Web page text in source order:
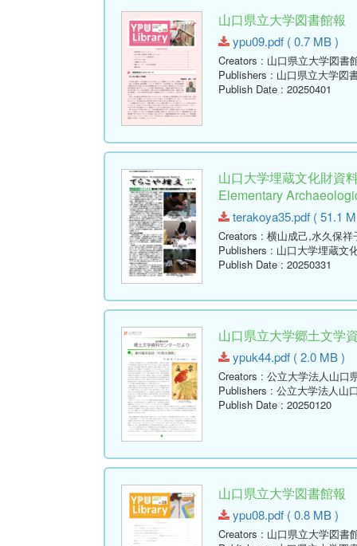
山口県立大学図書館報
ypu09.pdf ( 0.7 MB )
Creators : 山口県立大学図書
Publishers : 山口県立大学図
Publish Date : 20250401
山口大学埋蔵文化財
Elementary
terakoya35.pdf ( 51.1
Creators : 横山成己,水久保祥
Publishers : 山口大学埋蔵文
Publish Date : 20250331
山口県立大学郷土文学
ypuk44.pdf ( 2.0 MB )
Creators : 公立大学法人山口
Publishers : 公立大学法人山
Publish Date : 20250120
山口県立大学図書館報
ypu08.pdf ( 0.8 MB )
Creators : 山口県立大学図書